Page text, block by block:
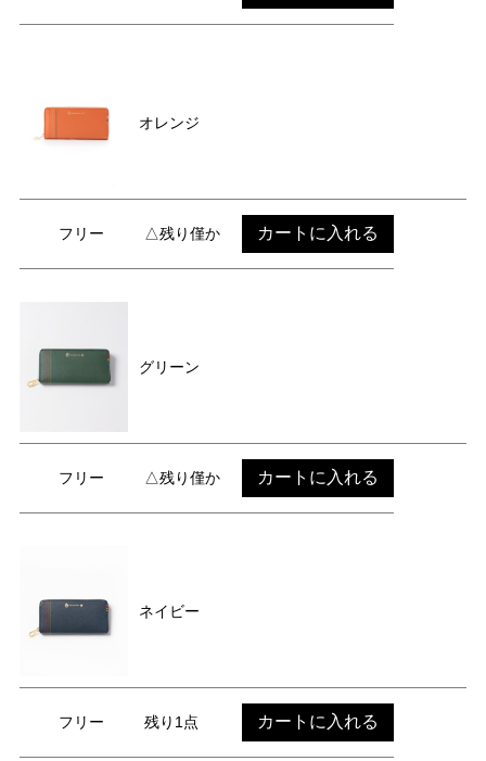
オレンジ
フリー △残り僅か カートに入れる
グリーン
フリー △残り僅か カートに入れる
ネイビー
フリー 残り1点 カートに入れる